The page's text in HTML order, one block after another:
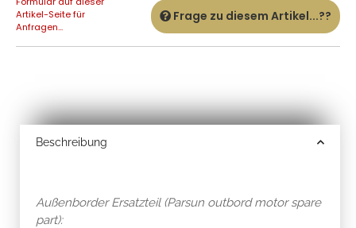
Artikel-Seite für
Anfragen...
Frage zu diesem Artikel...??
Beschreibung
Außenborder Ersatzteil (Parsun outbord motor spare
part):